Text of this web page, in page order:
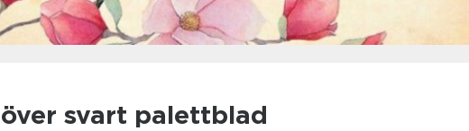
svart palettblad